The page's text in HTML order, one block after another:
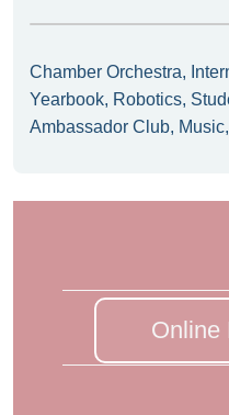
Chamber Orchestra,
Yearbook, Robotics,
Ambassador Club,
Online